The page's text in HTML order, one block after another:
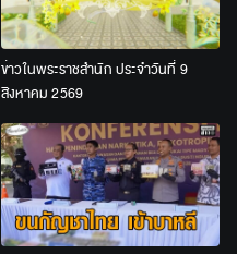
ข่าวในพระราชสำนัก ประจำวันที่ 9
สิงหาคม 2569